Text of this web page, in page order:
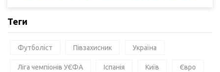
Теги
Футболіст Півзахисник Україна
Ліга чемпіонів УЄФА Іспанія Київ Євро